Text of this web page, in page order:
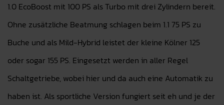
1.0 EcoBoost mit 100 PS als Turbo mit drei Zylindern bereit.
Ohne zusätzliche Beatmung schlagen beim 1.1 75 PS zu
Buche und als Mild-Hybrid leistet der kleine Kölner 125
oder sogar 155 PS. Eingesetzt werden in aller Regel
Schaltgetriebe, wobei hier und da auch eine Automatik zu
haben ist. Als sportliche Version fungiert seit eh und je der